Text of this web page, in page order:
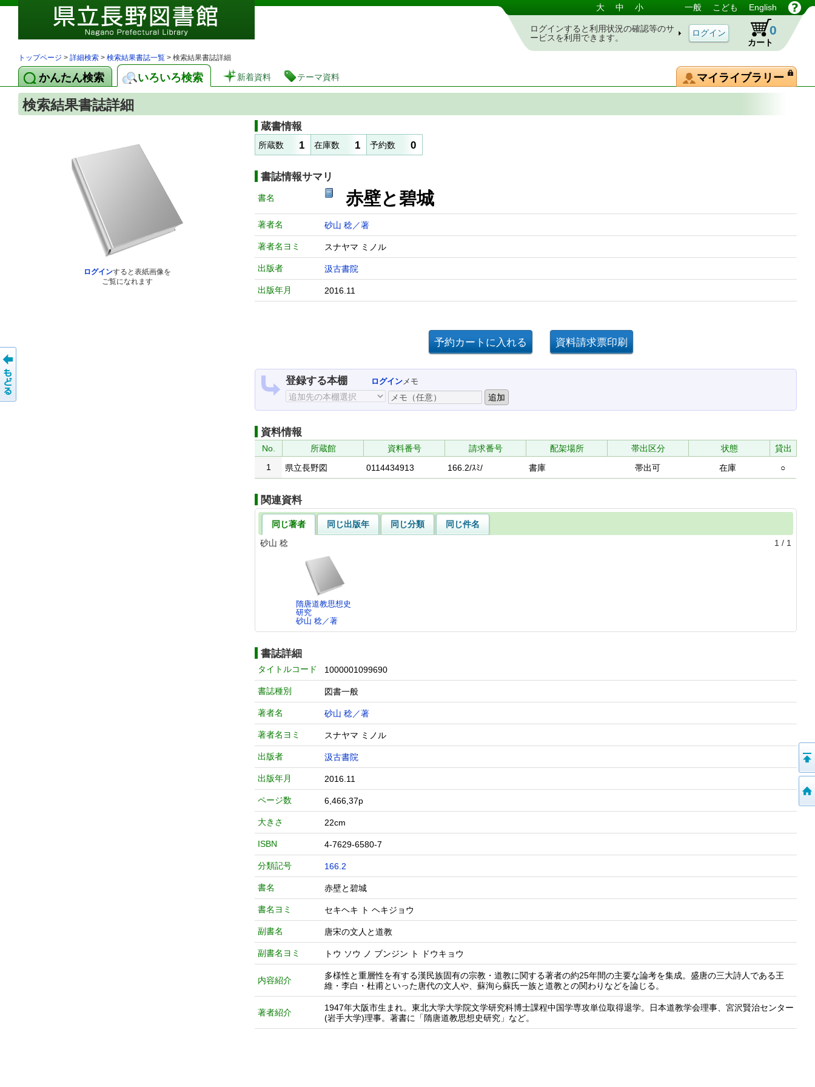
図書館 蔵書検索・予約システム 大 中 小 一般 こども English
ログインすると利用状況の確認等のサ
ービスを利用できます。
カート
0
トップページ > 詳細検索 > 検索結果書誌一覧 > 検索結果書誌詳細
かんたん検索 いろいろ検索 新着資料 テーマ資料 マイライブラリー
検索結果書誌詳細
ログインすると表紙画像を
ご覧になれます
蔵書情報
所蔵数 1 在庫数 1 予約数 0
書誌情報サマリ
書名 赤壁と碧城
著者名 砂山 稔／著
著者名ヨミ スナヤマ ミノル
出版者 汲古書院
出版年月 2016.11
登録する本棚 ログインメモ
資料情報
No. 所蔵館 資料番号 請求番号 配架場所 帯出区分 状態
貸出
1
県立長野図 0114434913 166.2/ｽﾐ/ 書庫 帯出可 在庫 ○
関連資料
同じ著者 同じ出版年 同じ分類
同じ件名
砂山 稔
1 / 1
隋唐道教思想史
研究
砂山 稔／著
書誌詳細
タイトルコード 1000001099690
書誌種別 図書一般
著者名 砂山 稔／著
著者名ヨミ スナヤマ ミノル
出版者 汲古書院
出版年月 2016.11
ページ数 6,466,37p
大きさ 22cm
ISBN 4-7629-6580-7
分類記号 166.2
書名 赤壁と碧城
書名ヨミ セキヘキ ト ヘキジョウ
副書名 唐宋の文人と道教
副書名ヨミ トウ ソウ ノ ブンジン ト ドウキョウ
内容紹介
多様性と重層性を有する漢民族固有の宗教・道教に関する著者の約25年間の主要な論考を集成。盛唐の三大詩人である王
維・李白・杜甫といった唐代の文人や、蘇洵ら蘇氏一族と道教との関わりなどを論じる。
著者紹介
1947年大阪市生まれ。東北大学大学院文学研究科博士課程中国学専攻単位取得退学。日本道教学会理事、宮沢賢治センター
(岩手大学)理事。著書に「隋唐道教思想史研究」など。